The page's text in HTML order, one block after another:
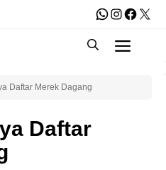
WhatsApp
X
Daftar Merek Dagang
Daftar